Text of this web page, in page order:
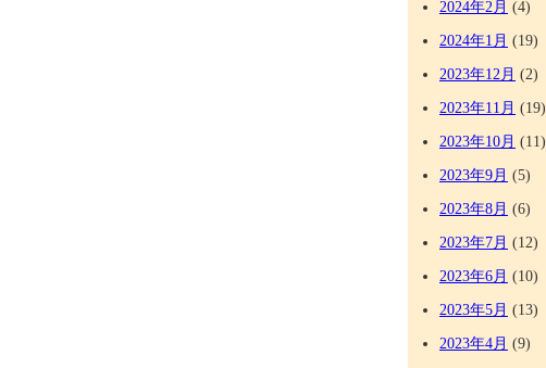
2024年2月 (4)
2024年1月 (19)
2023年12月 (2)
2023年11月 (19)
2023年10月 (11)
2023年9月 (5)
2023年8月 (6)
2023年7月 (12)
2023年6月 (10)
2023年5月 (13)
2023年4月 (9)